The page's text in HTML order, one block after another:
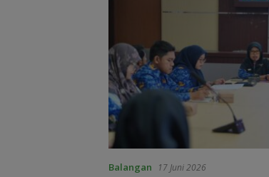
Balangan 17 Juni 2026